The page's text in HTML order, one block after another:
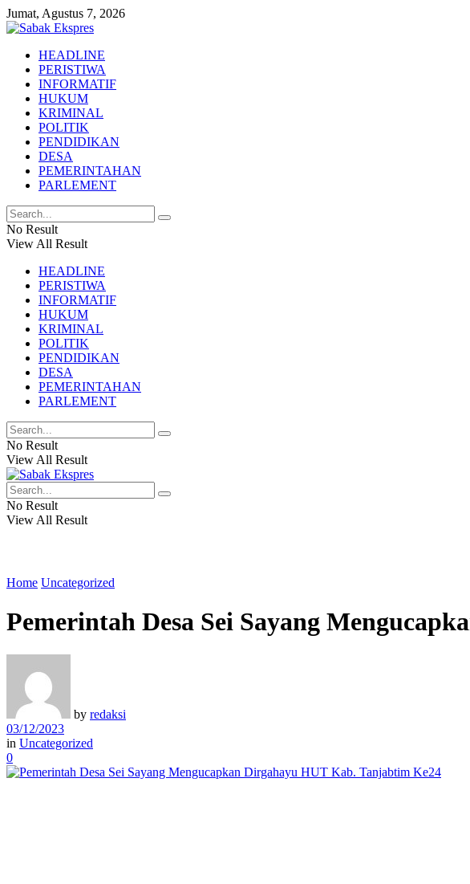
Jumat, Agustus 7, 2026
HEADLINE
PERISTIWA
INFORMATIF
HUKUM
KRIMINAL
POLITIK
PENDIDIKAN
DESA
PEMERINTAHAN
PARLEMENT
No Result
View All Result
HEADLINE
PERISTIWA
INFORMATIF
HUKUM
KRIMINAL
POLITIK
PENDIDIKAN
DESA
PEMERINTAHAN
PARLEMENT
No Result
View All Result
No Result
View All Result
Home Uncategorized
Pemerintah Desa Sei Sayang
by redaksi
03/12/2023
in Uncategorized
0